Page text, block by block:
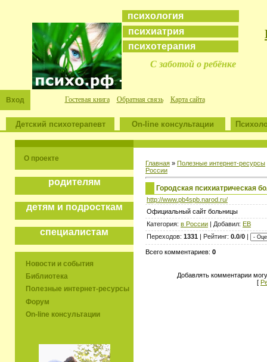
психология
психиатрия
психотерапия
С заботой о ребёнке
Вход Гостевая книга Обратная связь Карта сайта
Детский психотерапевт On-line консультации
О проекте
родителям
детям и подросткам
специалистам
Новости и события
Библиотека
Полезные интернет-ресурсы
Форум
On-line консультации
Главная » Полезные интернет-ресурсы
России
Городская психиатрическая
http://www.pb4spb.narod.ru/
Официальный сайт больницы
Категория: в России | Добавил: ЕВ
Переходов: 1331 | Рейтинг: 0.0/0 |
Всего комментариев: 0
Добавлять комментарии
[